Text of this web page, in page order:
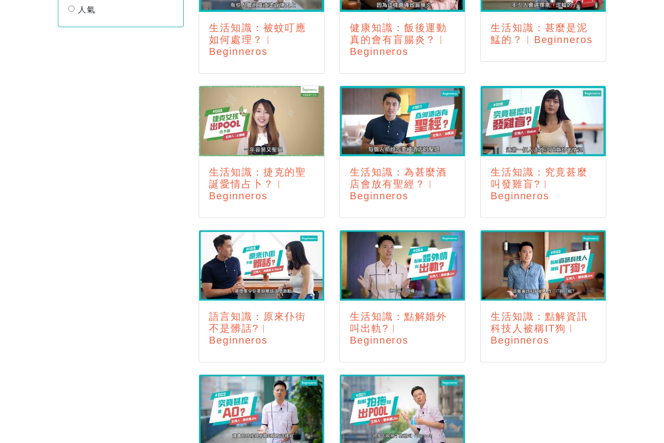
人氣
生活知識：被蚊叮應
如何處理？︱
Beginneros
健康知識：飯後運動
真的會有盲腸炎？︱
Beginneros
生活知識：甚麼是泥
鯭的？︱Beginneros
生活知識：捷克的聖
誕愛情占卜？︱
Beginneros
生活知識：為甚麼酒
店會放有聖經？︱
Beginneros
生活知識：究竟甚麼
叫發雞盲?︱
Beginneros
語言知識：原來仆街
不是髒話?︱
Beginneros
生活知識：點解婚外
叫出軌?︱
Beginneros
生活知識：點解資訊
科技人被稱IT狗︱
Beginneros